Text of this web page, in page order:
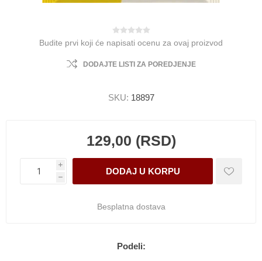
Budite prvi koji će napisati ocenu za ovaj proizvod
DODAJTE LISTI ZA POREDJENJE
SKU: 18897
129,00 (RSD)
i
h
Besplatna dostava
Podeli: